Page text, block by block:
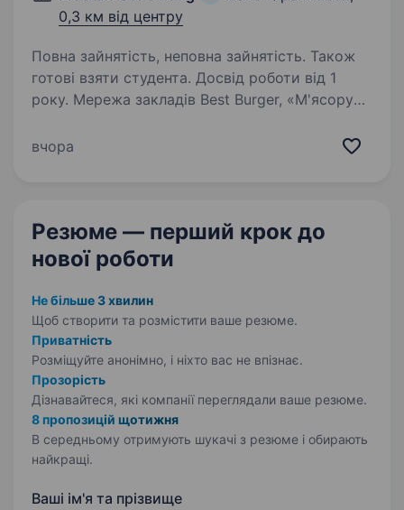
0,3 км від центру
Повна зайнятість, неповна зайнятість. Також
готові взяти студента. Досвід роботи від 1
року. Мережа закладів Best Burger, «М'ясоруб»
який допоможе нам знаходити класних людей
вчора
Резюме — перший крок до
нової роботи
Не більше 3 хвилин
Щоб створити та розмістити ваше резюме.
Приватність
Розміщуйте анонімно, і ніхто вас не впізнає.
Прозорість
Дізнавайтеся, які компанії переглядали ваше резюме.
8 пропозицій щотижня
В середньому отримують шукачі з резюме і обирають
найкращі.
Ваші ім'я та прізвище